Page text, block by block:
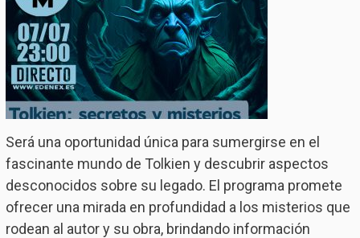
Será una oportunidad única para sumergirse en el
fascinante mundo de Tolkien y descubrir aspectos
desconocidos sobre su legado. El programa promete
ofrecer una mirada en profundidad a los misterios que
rodean al autor y su obra, brindando información